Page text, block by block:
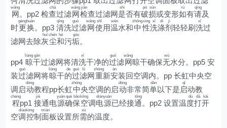
网
wǎng
。pp2 检查
chá
过滤网
wǎng
检
jiǎn
查过滤网是
shì
否有破
pò
损
sǔn
或变形如
rú
有请
qǐng
及
时更
gèng
换
huàn
。pp3清
qīng
洗过
guò
滤网
wǎng
使
shǐ
用温
wēn
水和中
zhōng
性
xìng
洗
xǐ
涤
dí
剂
jì
轻轻刷洗
xǐ
过
滤网去除灰
huī
尘
chén
和
hé
污垢
gòu
。
pp4 晾
liàng
干
gàn
过滤网将清洗
xǐ
干净的过
guò
滤网
wǎng
晾干确保无
wú
水分。pp5 安
装过
guò
滤网将晾
liàng
干的
de
过
guò
滤
lǜ
网重
zhòng
新安
ān
装回空调内。pp 长虹中央空
调启动
dòng
教程pp长虹中
zhōng
央空调的启动
dòng
非常简单
dān
以下是启
qǐ
动教
程
chéng
pp1接
jiē
通电源
yuán
确
què
保
bǎo
空
kōng
调电
diàn
源
yuán
已经接通
tōng
。pp2 设置温度
dù
打
dǎ
开
kāi
空调
diào
控
kòng
制面
miàn
板设置所需
xū
的温度。